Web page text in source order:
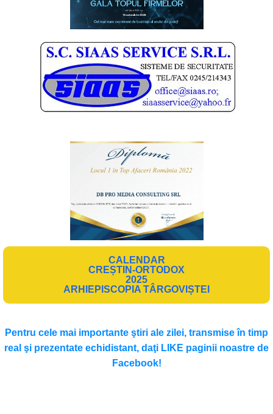
CALENDAR
CREȘTIN-ORTODOX
2025
ARHIEPISCOPIA TÂRGOVIȘTEI
Pentru cele mai importante ştiri ale zilei, transmise în timp
real şi prezentate echidistant, daţi LIKE paginii noastre de
Facebook!